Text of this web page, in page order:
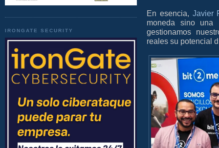
IRONGATE SECURITY
En esencia, Javier
moneda sino una
gestionamos
reales su potencial